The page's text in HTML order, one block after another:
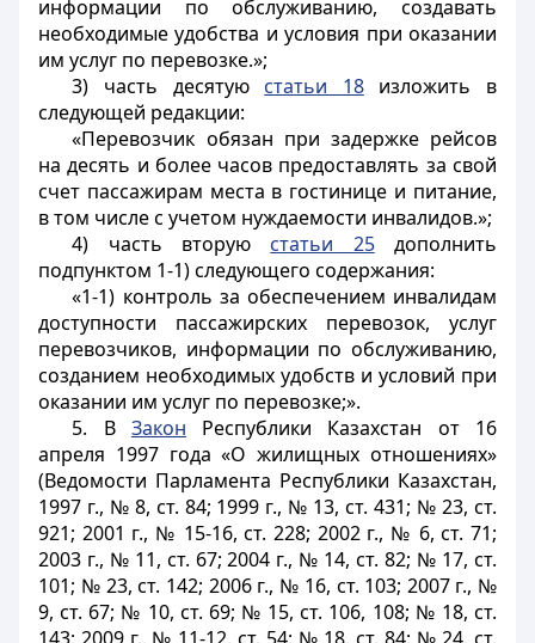
информации по обслуживанию, создавать
необходимые удобства и условия при оказании
им услуг по перевозке.»;
3) часть десятую статьи 18изложить в
следующей редакции:
«Перевозчик обязан при задержке рейсов
на десять и более часов предоставлять за свой
счет пассажирам места в гостинице и питание,
в том числе с учетом нуждаемости инвалидов.»;
4) часть вторую статьи 25дополнить
подпунктом 1-1) следующего содержания:
«1-1) контроль за обеспечением инвалидам
доступности пассажирских перевозок, услуг
перевозчиков, информации по обслуживанию,
созданием необходимых удобств и условий при
оказании им услуг по перевозке;».
5. В Закон Республики Казахстан от 16
апреля 1997 года «О жилищных отношениях»
(Ведомости Парламента Республики Казахстан,
1997 г., № 8, ст. 84; 1999 г., № 13, ст. 431; № 23, ст.
921; 2001 г., № 15-16, ст. 228; 2002 г., № 6, ст. 71;
2003 г., № 11, ст. 67; 2004 г., № 14, ст. 82; № 17, ст.
101; № 23, ст. 142; 2006 г., № 16, ст. 103; 2007 г., №
9, ст. 67; № 10, ст. 69; № 15, ст. 106, 108; № 18, ст.